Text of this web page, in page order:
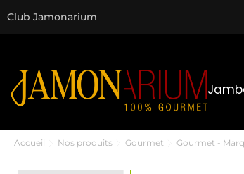
Club Jamonarium
Accueil Nos produits Gourmet Gourmet -